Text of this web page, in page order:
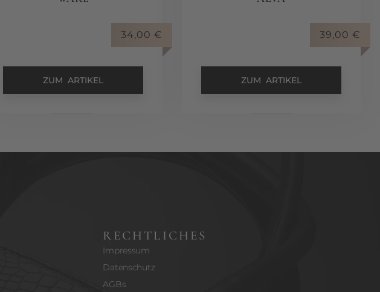
34,00 €
ZUM ARTIKEL
39,00 €
ZUM ARTIKEL
RECHTLICHES
Impressum
Datenschutz
AGBs